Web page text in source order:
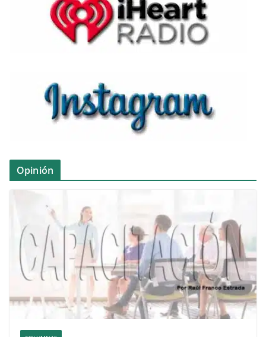
Opinión